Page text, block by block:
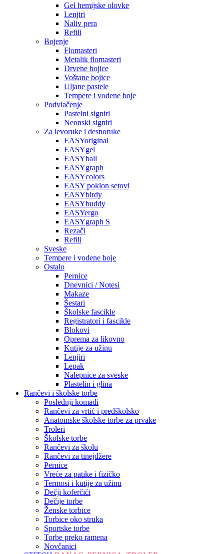
Gel hemijske olovke
Lenjiri
Naliv pera
Refili
Bojenje
Flomasteri
Metalik flomasteri
Drvene bojice
Voštane bojice
Uljane pastele
Tempere i vodene boje
Podvlačenje
Pastelni signiri
Neonski signiri
Za levoruke i desnoruke
EASYoriginal
EASYgel
EASYball
EASYgraph
EASYcolors
EASY poklon setovi
EASYbirdy
EASYbuddy
EASYergo
EASYgraph S
Rezači
Refili
Sveske
Tempere i vodene boje
Ostalo
Pernice
Dnevnici / Notesi
Makaze
Šestari
Školske fascikle
Registratori i fascikle
Blokovi
Oprema za likovno
Kutije za užinu
Lenjiri
Lepak
Nalepnice za sveske
Plastelin i glina
Rančevi i školske torbe
Poslednji komadi
Rančevi za vrtić i predškolsko
Anatomske školske torbe za prvake
Troleri
Školske torbe
Rančevi za školu
Rančevi za tinejdžere
Pernice
Vreće za patike i fizičko
Termosi i kutije za užinu
Dečji koferčići
Dečije torbe
Ženske torbice
Torbice oko struka
Sportske torbe
Torbe preko ramena
Novčanici